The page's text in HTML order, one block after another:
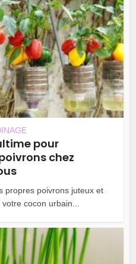
pour
chez
propres poivrons juteux et
cocon urbain...